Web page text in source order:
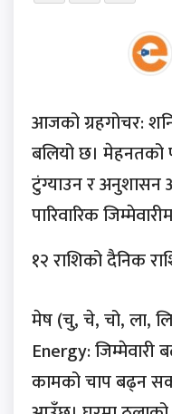
आजको ग्रहगोचर:
बलियो छ। मेहनतको
टुंग्याउन र अनुशासन
पारिवारिक
१२ राशिको दैनिक
मेष (चु, चे, चो, ला,
Energy: जिम्मेवारी
कामको चाप बढ्न